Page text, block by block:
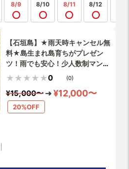
8/9
8/10
8/11
8/12
【石垣島】★雨天時キャンセル無
料★島生まれ島育ちがプレゼン
ツ！雨でも安心！少人数制マング
ローブカヤックツアー！写真デー
0 (0)
¥15,000〜 ¥12,000〜
20%OFF